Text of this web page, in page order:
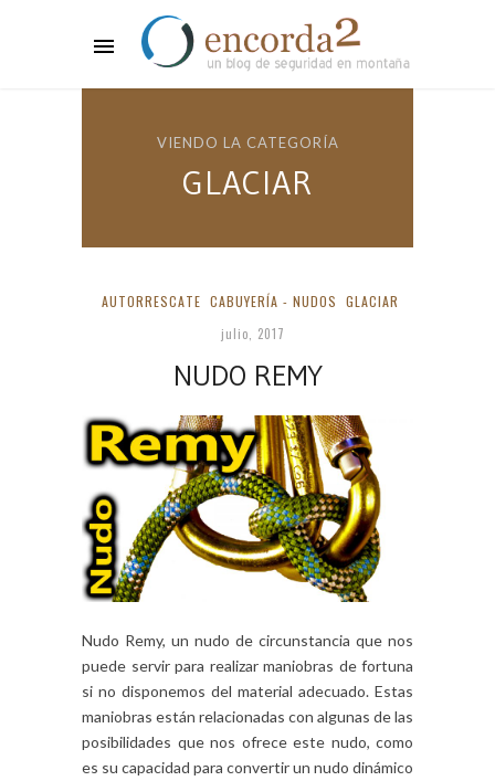
VIENDO LA CATEGORÍA
GLACIAR
AUTORRESCATE CABUYERÍA - NUDOS GLACIAR
julio, 2017
NUDO REMY
Nudo Remy, un nudo de circunstancia que nos
puede servir para realizar maniobras de fortuna
si no disponemos del material adecuado. Estas
maniobras están relacionadas con algunas de las
posibilidades que nos ofrece este nudo, como
es su capacidad para convertir un nudo dinámico